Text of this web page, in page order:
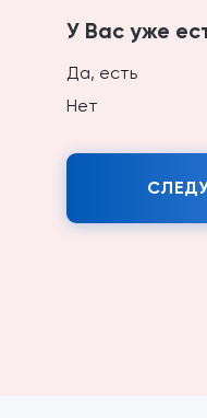
У Вас уже
Да, есть
Нет